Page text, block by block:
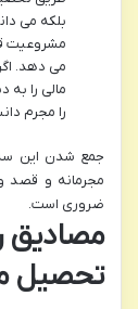
بلکه می
مشروعیت
می دهد.
مالی را
را مجرم
جمع شدن این سه
مجرمانه و قصد
ضروری است.
مصادیق
تحصیل